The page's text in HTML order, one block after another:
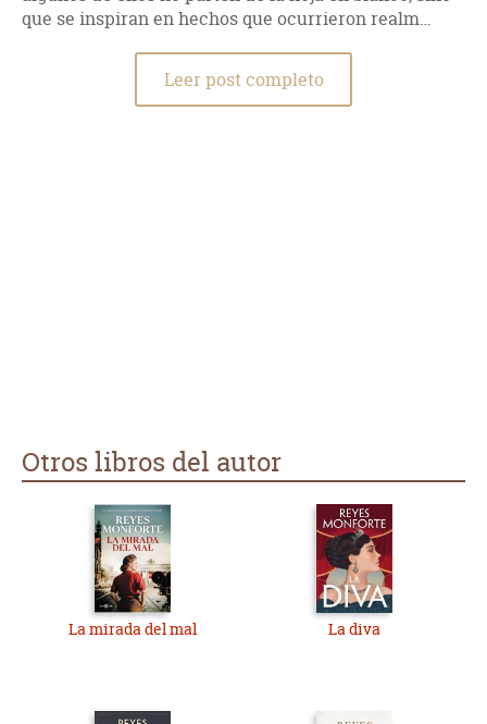
que se inspiran en hechos que ocurrieron realm…
Leer post completo
Otros libros del autor
La mirada del mal La diva